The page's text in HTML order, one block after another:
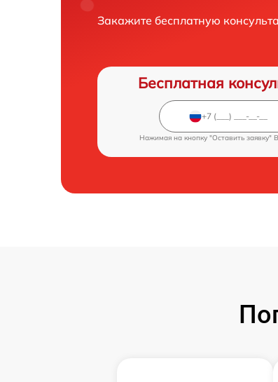
Закажите бесплатную
Бесплатная
Нажимая на кнопку "Оставить заявку"